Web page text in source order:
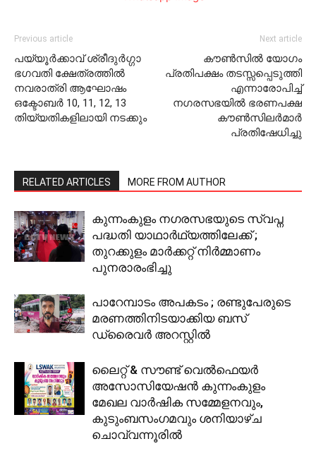
Previous article
പയ്യൂര്‍ക്കാവ് ശ്രീദുര്‍ഗ്ഗാ
ഭഗവതി ക്ഷേത്രത്തില്‍
നവരാത്രി ആഘോഷം
ഒക്ടോബര്‍ 10, 11, 12, 13
തിയ്യതികളിലായി നടക്കും
Next article
കൗണ്‍സില്‍ യോഗം
പ്രതിപക്ഷം തടസ്സപ്പെടുത്തി
എന്നാരോപിച്ച്
നഗരസഭയില്‍ ഭരണപക്ഷ
കൗണ്‍സിലര്‍മാര്‍
പ്രതിഷേധിച്ചു
RELATED ARTICLES MORE FROM AUTHOR
കുന്നംകുളം നഗരസഭയുടെ സ്വപ്ന
പദ്ധതി യാഥാർഥ്യത്തിലേക്ക് ;
തുറക്കുളം മാര്‍ക്കറ്റ് നിര്‍മ്മാണം
പുനരാരംഭിച്ചു
പാറേമ്പാടം അപകടം ; രണ്ടുപേരുടെ
മരണത്തിനിടയാക്കിയ ബസ്
ഡ്രൈവര്‍ അറസ്റ്റില്‍
ലൈറ്റ് & സൗണ്ട് വെല്‍ഫെയര്‍
അസോസിയേഷന്‍ കുന്നംകുളം
മേഖല വാര്‍ഷിക സമ്മേളനവും,
കുടുംബസംഗമവും ശനിയാഴ്ച
ചൊവ്വന്നൂരില്‍